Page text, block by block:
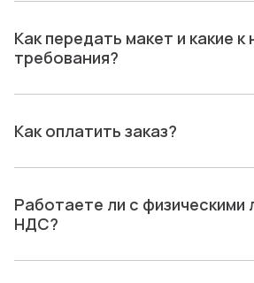
Как передать макет и какие к
требования?
Как оплатить заказ?
Работаете ли с физическими
НДС?